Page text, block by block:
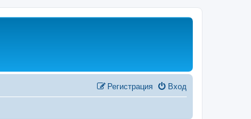
Вход
Регистрация